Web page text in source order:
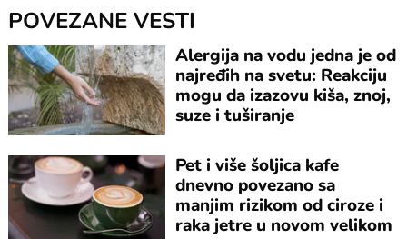
POVEZANE VESTI
Alergija na vodu jedna je od
najređih na svetu: Reakciju
mogu da izazovu kiša, znoj,
suze i tuširanje
Pet i više šoljica kafe
dnevno povezano sa
manjim rizikom od ciroze i
raka jetre u novom velikom